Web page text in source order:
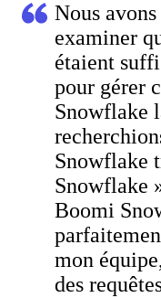
Nous
examiner
étaient
pour gérer
Snowflake
Snowflake
Snowflake
Boomi
mon
des